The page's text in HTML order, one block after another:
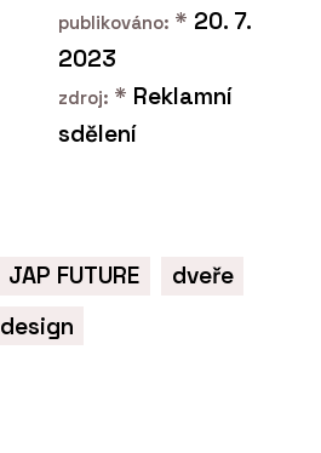
publikováno: * 20. 7.
2023
zdroj: * Reklamní
sdělení
JAP FUTURE
dveře
design